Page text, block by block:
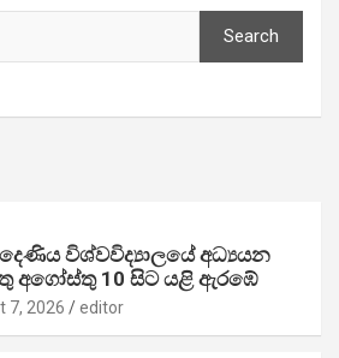
Search
විශ්වවිද්‍යාලයේ අධ්‍යයන
අගෝස්තු 10 සිට යළි ඇරඹේ
7, 2026 editor